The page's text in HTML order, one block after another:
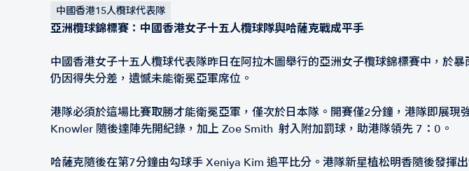
中國香港15人欖球代表隊
亞洲欖球錦標賽：中國香港女子十五人欖球隊與哈薩克戰成平手
中國香港女子十五人欖球代表隊昨日在阿拉木圖舉行的亞洲女子欖球錦標賽中，於
仍因得失分差，遺憾未能衛冕亞軍席位。
港隊必須於這場比賽取勝才能衛冕亞軍，僅次於日本隊。開賽僅2分鐘，港隊即展
Knowler 隨後達陣先開紀錄，加上 Zoe Smith 射入附加罰球，助港隊領先 7：0。
哈薩克隨後在第7分鐘由勾球手 Xeniya Kim 追平比分。港隊新星植松明香隨後發揮